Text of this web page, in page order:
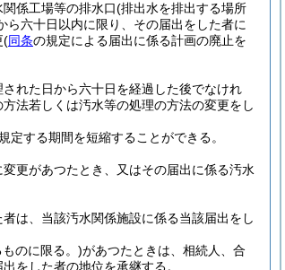
係工場等の排水口(排出水を排出する場所
六十日以内に限り、その届出をした者に
(同条の規定による届出に係る計画の廃止を
れた日から六十日を経過した後でなけれ
法若しくは汚水等の処理の方法の変更をし
定する期間を短縮することができる。
更があつたとき、又はその届出に係る汚水
は、当該汚水関係施設に係る当該届出をし
のに限る。)があつたときは、相続人、合
をした者の地位を承継する。